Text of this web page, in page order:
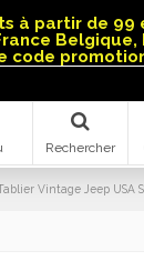
à partir de 99
Belgique,
code
Rechercher
Vintage Jeep USA